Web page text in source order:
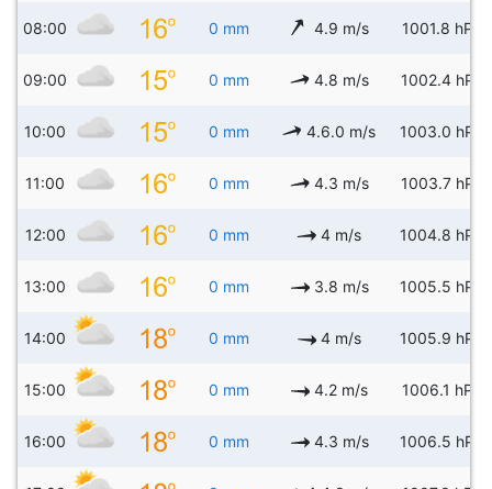
08:00 0 mm 4.9 m/s 1001.8 hPa
09:00 0 mm 4.8 m/s 1002.4 hPa
10:00 0 mm 4.6.0 m/s 1003.0 hPa
11:00 0 mm 4.3 m/s 1003.7 hPa
12:00 0 mm 4 m/s 1004.8 hPa
13:00 0 mm 3.8 m/s 1005.5 hPa
14:00 0 mm 4 m/s 1005.9 hPa
15:00 0 mm 4.2 m/s 1006.1 hPa
16:00 0 mm 4.3 m/s 1006.5 hPa